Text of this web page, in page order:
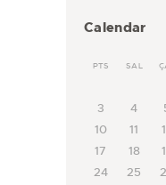
Calendar
PTS SAL
3
4
10
11
17
18
24
25